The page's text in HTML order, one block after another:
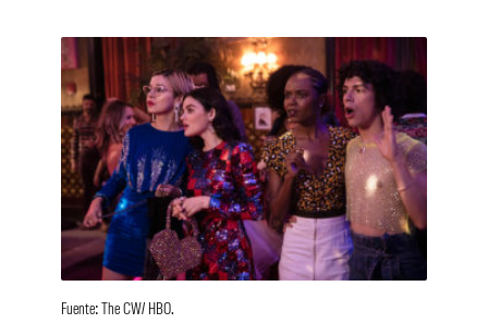
Fuente: The CW/ HBO.